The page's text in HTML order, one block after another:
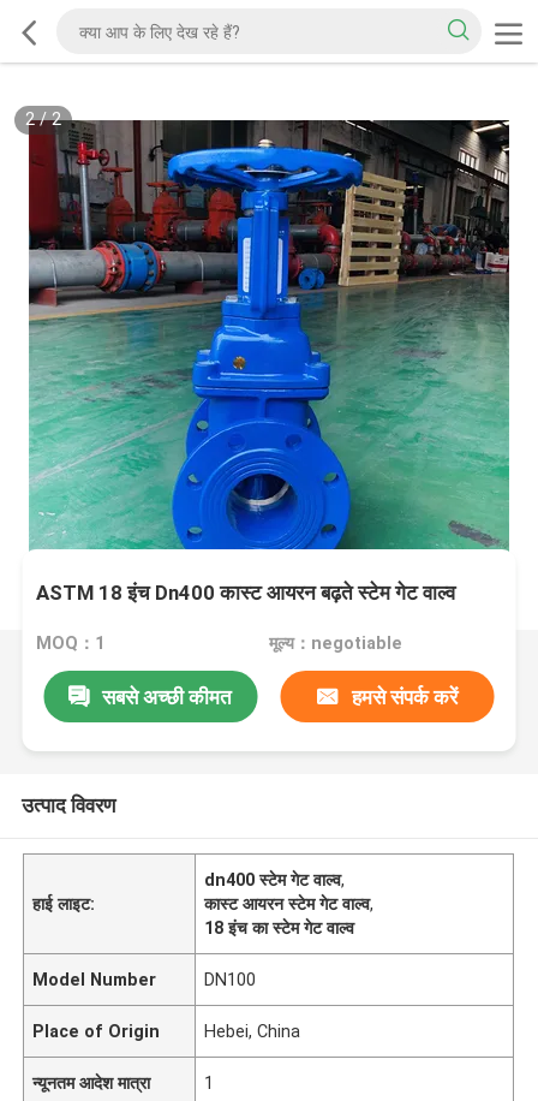
2/2
ASTM 18 इंच Dn400 कास्ट आयरन बढ़ते स्टेम गेट वाल्व
MOQ：1 मूल्य：negotiable
सबसे अच्छी कीमत हमसे संपर्क करें
उत्पाद विवरण
हाई लाइट:
dn400 स्टेम गेट वाल्व,
कास्ट आयरन स्टेम गेट वाल्व,
18 इंच का स्टेम गेट वाल्व
Model Number DN100
Place of Origin Hebei, China
न्यूनतम आदेश मात्रा 1